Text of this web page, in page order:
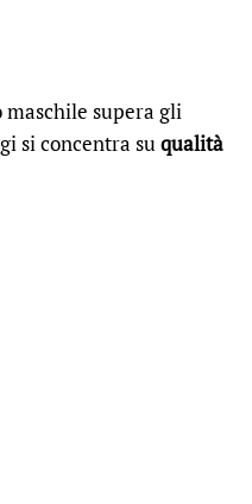
supera gli
si concentra suqualità